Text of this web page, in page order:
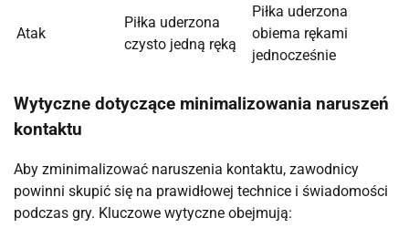
Atak
Piłka uderzona
czysto jedną ręką
Piłka uderzona
obiema rękami
jednocześnie
Wytyczne dotyczące minimalizowania naruszeń
kontaktu
Aby zminimalizować naruszenia kontaktu, zawodnicy
powinni skupić się na prawidłowej technice i świadomości
podczas gry. Kluczowe wytyczne obejmują: